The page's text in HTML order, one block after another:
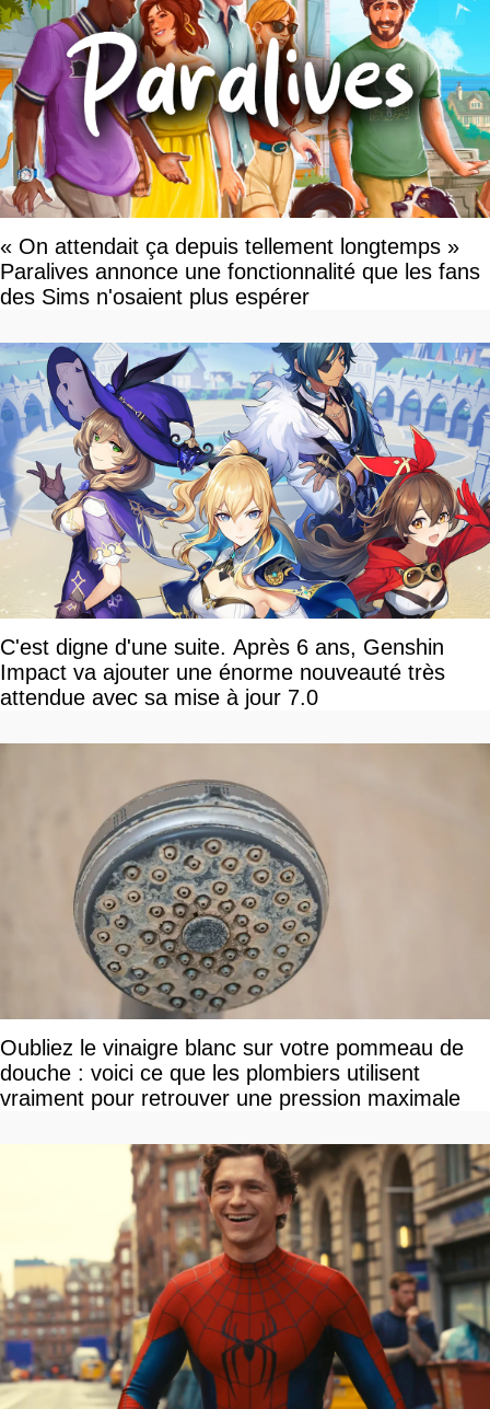
« On attendait ça depuis tellement longtemps »
Paralives annonce une fonctionnalité que les fans
des Sims n'osaient plus espérer
C'est digne d'une suite. Après 6 ans, Genshin
Impact va ajouter une énorme nouveauté très
attendue avec sa mise à jour 7.0
Oubliez le vinaigre blanc sur votre pommeau de
douche : voici ce que les plombiers utilisent
vraiment pour retrouver une pression maximale